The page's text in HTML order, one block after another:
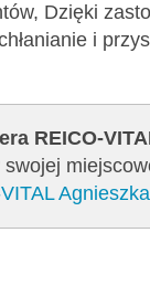
Dzięki
i
REICO-